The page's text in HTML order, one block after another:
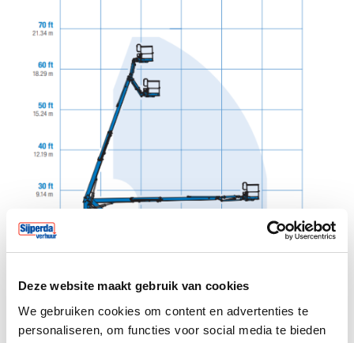
Deze website maakt gebruik van cookies
We gebruiken cookies om content en advertenties te
personaliseren, om functies voor social media te bieden